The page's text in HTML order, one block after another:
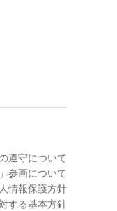
遵守について
参画について
情報保護方針
する基本方針